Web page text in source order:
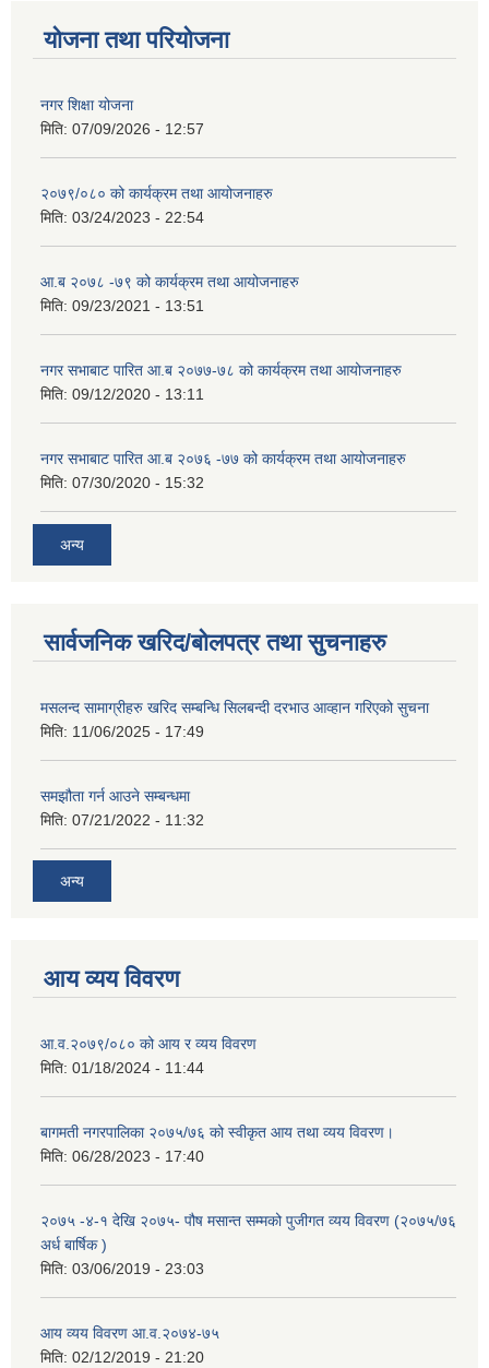
योजना तथा परियोजना
नगर शिक्षा योजना
मिति: 07/09/2026 - 12:57
२०७९/०८० को कार्यक्रम तथा आयोजनाहरु
मिति: 03/24/2023 - 22:54
आ.ब २०७८ -७९ को कार्यक्रम तथा आयोजनाहरु
मिति: 09/23/2021 - 13:51
नगर सभाबाट पारित आ.ब २०७७-७८ को कार्यक्रम तथा आयोजनाहरु
मिति: 09/12/2020 - 13:11
नगर सभाबाट पारित आ.ब २०७६ -७७ को कार्यक्रम तथा आयोजनाहरु
मिति: 07/30/2020 - 15:32
अन्य
सार्वजनिक खरिद/बोलपत्र तथा सुचनाहरु
मसलन्द सामाग्रीहरु खरिद सम्बन्धि सिलबन्दी दरभाउ आव्हान गरिएको सुचना
मिति: 11/06/2025 - 17:49
समझौता गर्न आउने सम्बन्धमा
मिति: 07/21/2022 - 11:32
अन्य
आय व्यय विवरण
आ.व.२०७९/०८० को आय र व्यय विवरण
मिति: 01/18/2024 - 11:44
बागमती नगरपालिका २०७५/७६ को स्वीकृत आय तथा व्यय विवरण।
मिति: 06/28/2023 - 17:40
२०७५ -४-१ देखि २०७५- पौष मसान्त सम्मको पुजीगत व्यय विवरण (२०७५/७६
अर्ध बार्षिक )
मिति: 03/06/2019 - 23:03
आय व्यय विवरण आ.व.२०७४-७५
मिति: 02/12/2019 - 21:20